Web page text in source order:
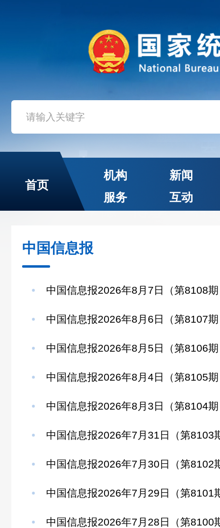
首页
机构
新闻
服务
互动
中国信息报
中国信息报2026年8月7日（第8108
中国信息报2026年8月6日（第8107
中国信息报2026年8月5日（第8106
中国信息报2026年8月4日（第8105
中国信息报2026年8月3日（第8104
中国信息报2026年7月31日（第8103
中国信息报2026年7月30日（第8102
中国信息报2026年7月29日（第8101
中国信息报2026年7月28日（第8100